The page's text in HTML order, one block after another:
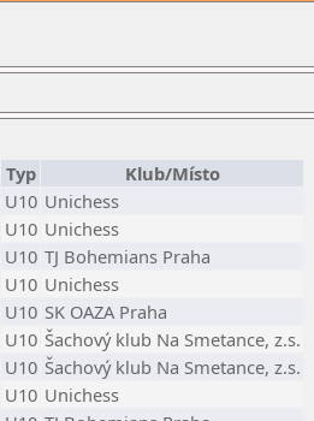
Typ
Klub/Místo
U10 Unichess
U10 Unichess
U10 TJ Bohemians Praha
U10 Unichess
U10 SK OAZA Praha
U10 Šachový klub Na Smetance, z.s.
U10 Šachový klub Na Smetance, z.s.
U10 Unichess